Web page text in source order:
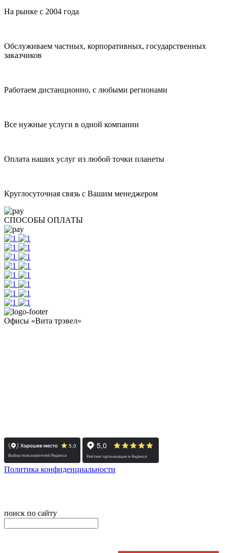
На рынке с 2004 года
Обслуживаем частных, корпоративных, государственных
заказчиков
Работаем дистанционно, с любыми регионами
Все нужные услуги в одной компании
Оплата наших услуг из любой точки планеты
Круглосуточная связь с Вашим менеджером
СПОСОБЫ ОПЛАТЫ
Офисы «Вита трэвел»
Политика конфиденциальности
поиск по сайту